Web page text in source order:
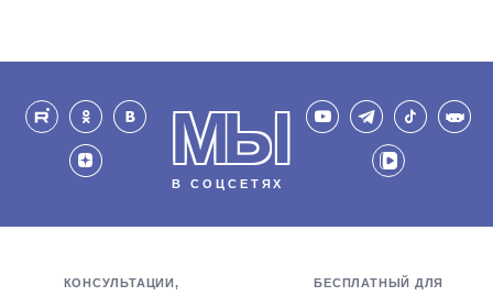
МЫ
В СОЦСЕТЯХ
КОНСУЛЬТАЦИИ,
БЕСПЛАТНЫЙ ДЛЯ